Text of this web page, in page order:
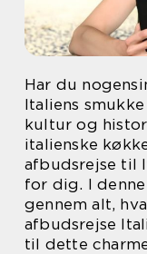
Har du
Italiens
kultur og
italienske
afbudsrejse til
for dig. I
gennem alt,
afbudsrejse
til dette